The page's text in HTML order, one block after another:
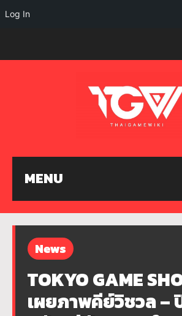
MENU
News
TOKYO GAME
เผยภาพคีย์วิชวล –
Log In